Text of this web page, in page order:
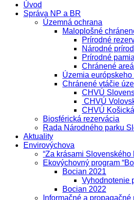
Úvod
Správa NP a BR
Územná ochrana
Maloplošné
Prírodné
Národné
Prírodné
Chránené
Územia európskeho
Chránené vtáčie
CHVÚ
CHVÚ
CHVÚ
Biosférická rezervácia
Rada Národného parku
Aktuality
Envirovýchova
“Za krásami Slovenského
Ekovýchovný program
Bocian 2021
Vyhodnotenie
Bocian 2022
Informačné a propagačné